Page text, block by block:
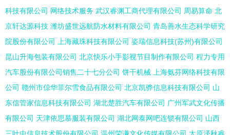
科技有限公司 网络技术服务 武汉睿渊工商代理有限公司 周易算命 北
京轩达源科技 潍坊盛世远航防水材料有限公司 青岛善水生态科学研究
院股份有限公司
上海藏珠科技有限公司 姿瑞信息科技(苏州)有限公司
昆山升海包装有限公司 北京快乐小手影视节目制作有限公司 程力专用
汽车股份有限公司销售二十七分公司 饼干机械
上海氨芬网络科技有限
公司 赣州市倞华菲尔雪食品有限公司 北京凯骅信息科技有限公司 山
东信管家信息科技有限公司 湖北楚胜汽车有限公司 广州军武文化传播
有限公司 天津依思慕服装有限公司 湖北网泰网吧连锁有限公司 山西